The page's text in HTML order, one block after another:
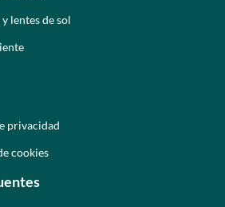
lentes de sol
privacidad
cookies